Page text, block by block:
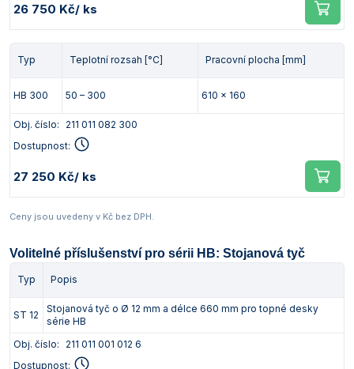
26 750 Kč/ ks
Typ Teplotní rozsah [°C] Pracovní plocha [mm]
HB 300 50 – 300 610 x 160
Obj. číslo:
211 011 082 300
Dostupnost:
27 250 Kč/ ks
Ceny jsou uvedeny v Kč bez DPH.
Volitelné příslušenství pro sérii HB: Stojanová tyč
Typ Popis
ST 12
Stojanová tyč o Ø 12 mm a délce 660 mm pro topné desky
série HB
Obj. číslo:
211 011 001 012 6
Dostupnost: